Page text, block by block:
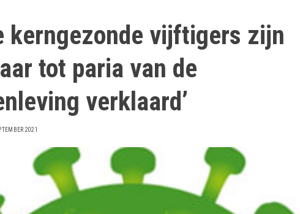
kerngezonde vijftigers zijn
tot paria van de
verklaard’
2021